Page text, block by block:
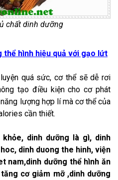
chất dinh dưỡng
thể hình hiệu quả với gạo lứt
quá sức, cơ thể sẽ dễ rơi
tạo điều kiện cho cơ phát
lượng hợp lí mà cơ thể của
cần thiết.
dinh dưỡng là gì, dinh
dinh duong the hinh, viện
nam,dinh dưỡng thể hình ăn
cơ giảm mỡ ,dinh dưỡng